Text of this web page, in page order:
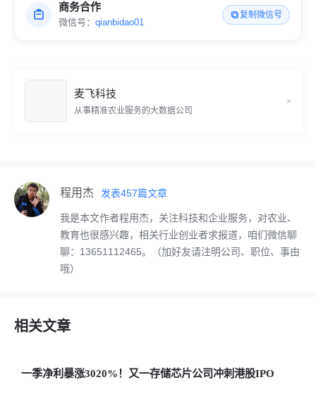
商务合作
微信号： qianbidao01
复制微信号
麦飞科技
>
从事精准农业服务的大数据公司
程用杰 发表457篇文章
我是本文作者程用杰，关注科技和企业服务，对农业、
教育也很感兴趣，相关行业创业者求报道，咱们微信聊
聊：13651112465。（加好友请注明公司、职位、事由
哦）
相关文章
一季净利暴涨3020%！又一存储芯片公司冲刺港股IPO